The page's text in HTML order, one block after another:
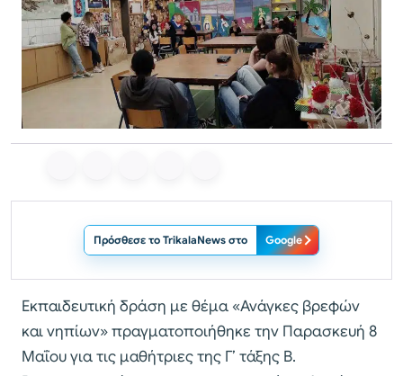
Πρόσθεσε το TrikalaNews στο Google
Εκπαιδευτική δράση με θέμα «Ανάγκες βρεφών
και νηπίων» πραγματοποιήθηκε την Παρασκευή 8
Μαΐου για τις μαθήτριες της Γ’ τάξης Β.